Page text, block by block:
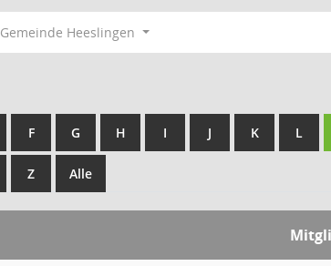
Gemeinde Heeslingen
F G H I J K L
Z Alle